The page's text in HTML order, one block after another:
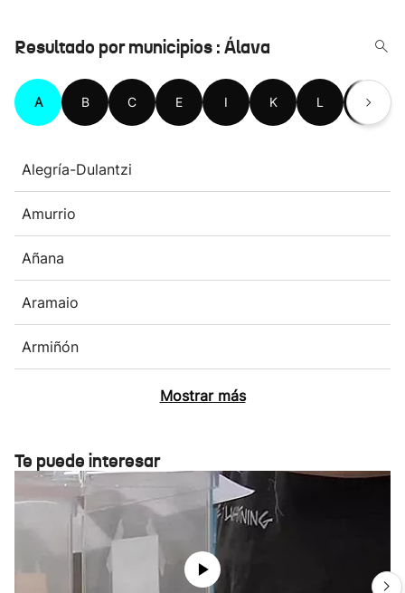
Resultado por municipios : Álava
A B C E I K L M
Alegría-Dulantzi
Amurrio
Añana
Aramaio
Armiñón
Mostrar más
Te puede interesar